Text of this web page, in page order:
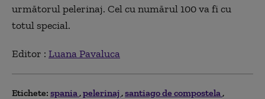
următorul pelerinaj. Cel cu numărul 100 va fi cu
totul special.
Editor : Luana Pavaluca
Etichete: spania pelerinaj santiago de compostela